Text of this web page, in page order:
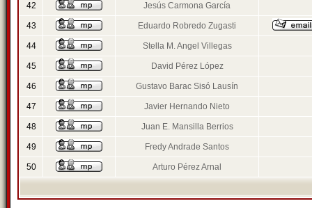
42 Jesús Carmona García
43 Eduardo Robredo Zugasti
44 Stella M. Angel Villegas
45 David Pérez López
46 Gustavo Barac Sisó Lausín
47 Javier Hernando Nieto
48 Juan E. Mansilla Berrios
49 Fredy Andrade Santos
50 Arturo Pérez Arnal